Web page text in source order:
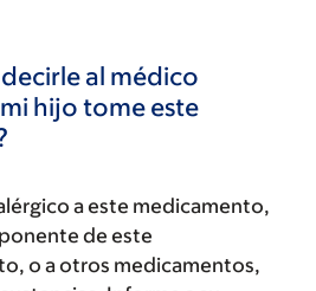
al médico
hijo tome este
a este medicamento,
de este
o a otros medicamentos,